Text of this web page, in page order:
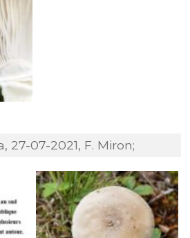
27-07-2021, F. Miron;